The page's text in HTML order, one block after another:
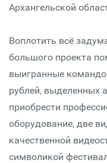
Архангельской
Воплотить всё
большого проекта
выигранные
рублей, выделенных
приобрести
оборудование, две
качественной
символикой